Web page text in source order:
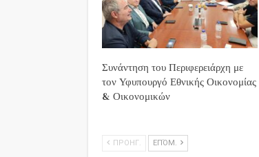
Συνάντηση του Περιφερειάρχη με
τον Υφυπουργό Εθνικής Οικονομίας
& Οικονομικών
ΠΡΟΗΓ. ΕΠΌΜ.